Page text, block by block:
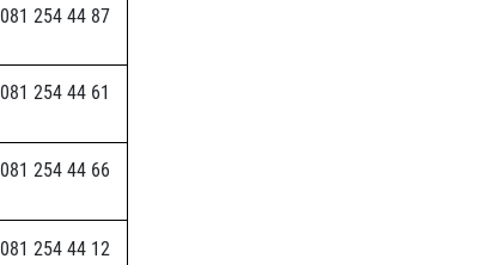
081 254 44 87
081 254 44 61
081 254 44 66
081 254 44 12